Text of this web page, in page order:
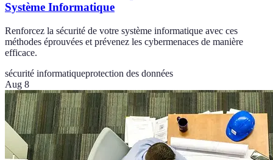
Système Informatique
Renforcez la sécurité de votre système informatique avec ces
méthodes éprouvées et prévenez les cybermenaces de manière
efficace.
sécurité informatiqueprotection des données
Aug 8